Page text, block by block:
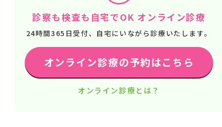
診察も検査も自宅でOK オンライン診療
24時間365日受付、自宅にいながら診療いたします。
オンライン診療の予約はこちら
オンライン診療とは？